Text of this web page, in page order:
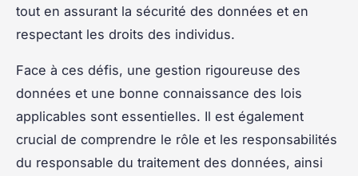
tout en assurant la sécurité des données et en
respectant les droits des individus.
Face à ces défis, une gestion rigoureuse des
données et une bonne connaissance des lois
applicables sont essentielles. Il est également
crucial de comprendre le rôle et les responsabilités
du responsable du traitement des données, ainsi